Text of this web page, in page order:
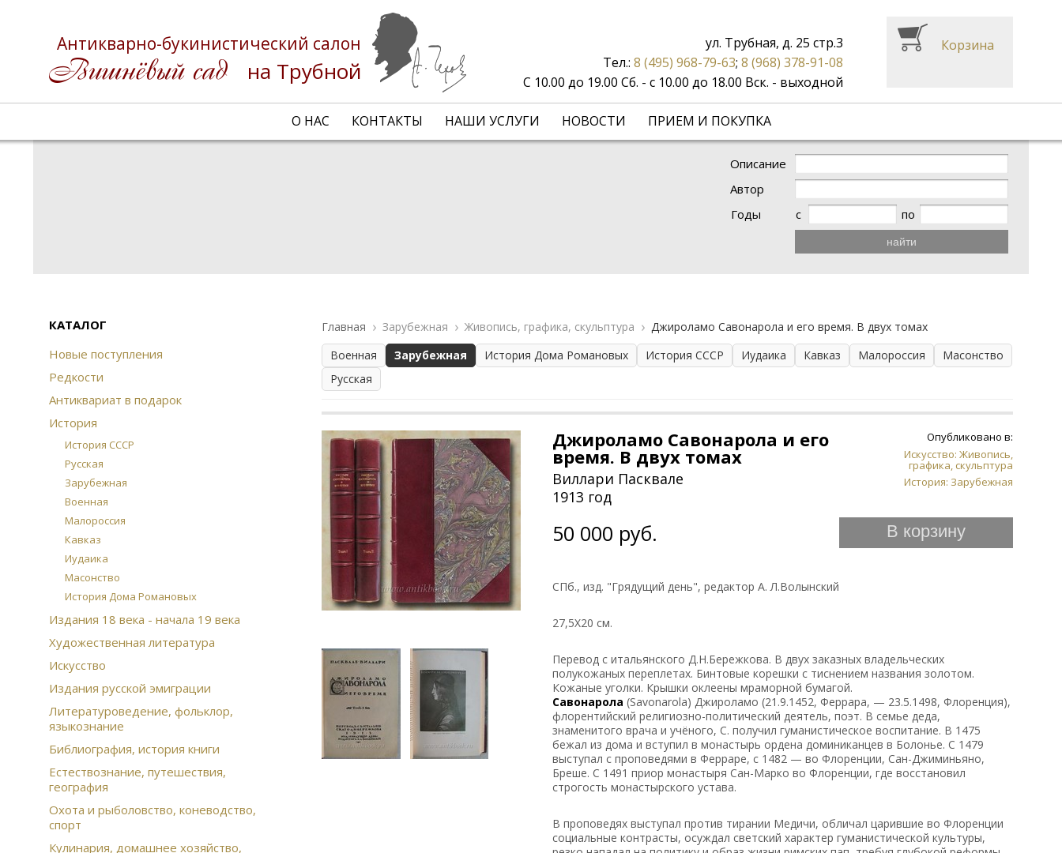
Антикварно-букинистический салон
на Трубной
О НАС КОНТАКТЫ НАШИ УСЛУГИ НОВОСТИ ПРИЕМ И ПОКУПКА
ул. Трубная, д. 25 стр.3
Тел.: 8 (495) 968-79-63; 8 (968) 378-91-08
С 10.00 до 19.00 Сб. - с 10.00 до 18.00 Вск. - выходной
Корзина
Описание
Автор
Годы
с по
найти
КАТАЛОГ
Новые поступления
Редкости
Антиквариат в подарок
История
История СССР
Русская
Зарубежная
Военная
Малороссия
Кавказ
Иудаика
Масонство
История Дома Романовых
Издания 18 века - начала 19 века
Художественная литература
Искусство
Издания русской эмиграции
Литературоведение, фольклор,
языкознание
Библиография, история книги
Естествознание, путешествия,
география
Охота и рыболовство, коневодство,
спорт
Кулинария, домашнее хозяйство,
Главная Зарубежная Живопись, графика, скульптура
Джироламо Савонарола и его время. В двух томах
Военная
Зарубежная История Дома Романовых История СССР Иудаика Кавказ Малороссия
Масонство
Русская
Опубликовано в:
Искусство: Живопись,
графика, скульптура
История: Зарубежная
Джироламо Савонарола и его
время. В двух томах
Виллари Пасквале
1913 год
50 000 руб. В корзину
СПб., изд. "Грядущий день", редактор А. Л.Волынский
27,5Х20 см.
Перевод с итальянского Д.Н.Бережкова. В двух заказных владельческих
полукожаных переплетах. Бинтовые корешки с тиснением названия золотом.
Кожаные уголки. Крышки оклеены мраморной бумагой.
Савонарола (Savonarola) Джироламо (21.9.1452, Феррара, — 23.5.1498, Флоренция),
флорентийский религиозно-политический деятель, поэт. В семье деда,
знаменитого врача и учёного, С. получил гуманистическое воспитание. В 1475
бежал из дома и вступил в монастырь ордена доминиканцев в Болонье. С 1479
выступал с проповедями в Ферраре, с 1482 — во Флоренции, Сан-Джиминьяно,
Бреше. С 1491 приор монастыря Сан-Марко во Флоренции, где восстановил
строгость монастырского устава.
В проповедях выступал против тирании Медичи, обличал царившие во Флоренции
социальные контрасты, осуждал светский характер гуманистической культуры,